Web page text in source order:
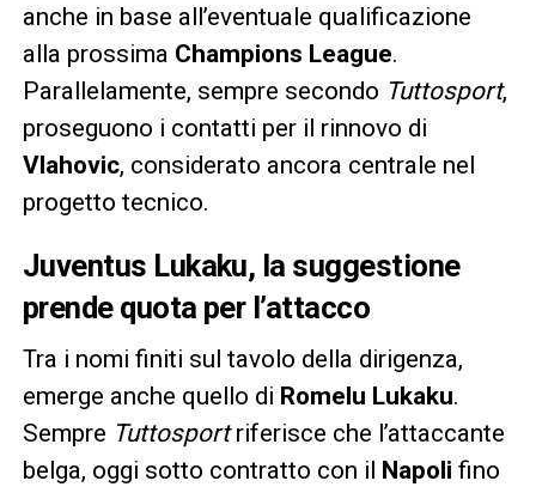
anche in base all’eventuale qualificazione
alla prossima Champions League.
Parallelamente, sempre secondo Tuttosport,
proseguono i contatti per il rinnovo di
Vlahovic, considerato ancora centrale nel
progetto tecnico.
Juventus Lukaku, la suggestione
prende quota per l’attacco
Tra i nomi finiti sul tavolo della dirigenza,
emerge anche quello di Romelu Lukaku.
Sempre Tuttosportriferisce che l’attaccante
belga, oggi sotto contratto con il Napoli fino